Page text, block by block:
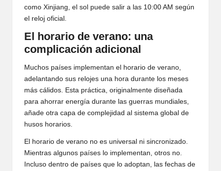
como Xinjiang, el sol puede salir a las 10:00 AM según
el reloj oficial.
El horario de verano: una
complicación adicional
Muchos países implementan el horario de verano,
adelantando sus relojes una hora durante los meses
más cálidos. Esta práctica, originalmente diseñada
para ahorrar energía durante las guerras mundiales,
añade otra capa de complejidad al sistema global de
husos horarios.
El horario de verano no es universal ni sincronizado.
Mientras algunos países lo implementan, otros no.
Incluso dentro de países que lo adoptan, las fechas de